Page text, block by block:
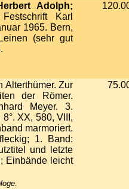
Adolph;
Karl
1965. Bern,
(sehr gut
Alterthümer. Zur
der Römer.
Meyer. 3.
XX, 580, VIII,
marmoriert.
1. Band:
und letzte
Einbände leicht